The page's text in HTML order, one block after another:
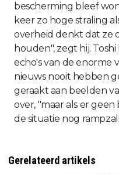
bescherming bleef
keer zo hoge straling
overheid denkt dat ze
houden", zegt hij.
echo's van de enorme
nieuws nooit hebben
geraakt aan beelden
over, "maar als er
de situatie nog
Gerelateerd artikels